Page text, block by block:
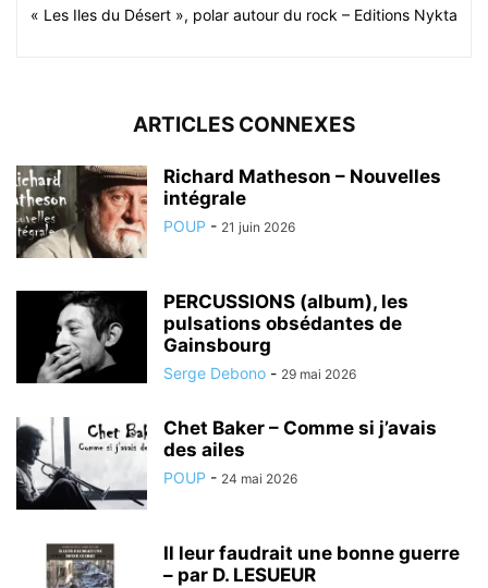
« Les Iles du Désert », polar autour du rock – Editions Nykta
ARTICLES CONNEXES
Richard Matheson – Nouvelles
intégrale
POUP - 21 juin 2026
PERCUSSIONS (album), les
pulsations obsédantes de
Gainsbourg
Serge Debono - 29 mai 2026
Chet Baker – Comme si j’avais
des ailes
POUP - 24 mai 2026
Il leur faudrait une bonne guerre
– par D. LESUEUR